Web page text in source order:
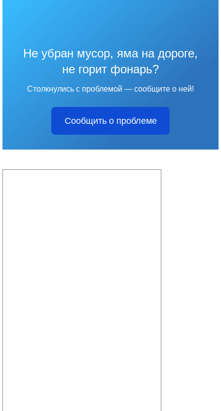
Не убран мусор, яма на дороге,
не горит фонарь?
Столкнулись с проблемой — сообщите о ней!
Сообщить о проблеме